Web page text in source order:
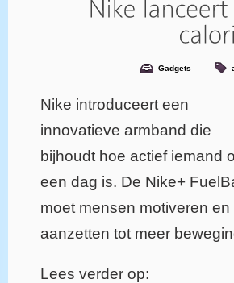
Gadgets
Nike introduceert een
innovatieve armband die
bijhoudt hoe actief iemand
een dag is. De Nike+
moet mensen motiveren en
aanzetten tot meer
Lees verder op: